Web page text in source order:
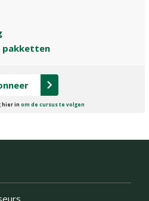
pakketten
hier in om de cursus te volgen